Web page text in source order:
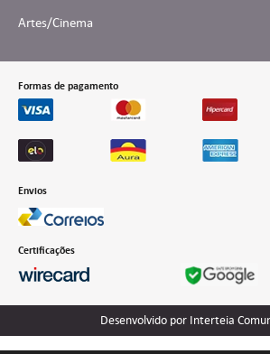
Artes/Cinema
Formas de pagamento
Envios
Certificações
Desenvolvido por Interteia